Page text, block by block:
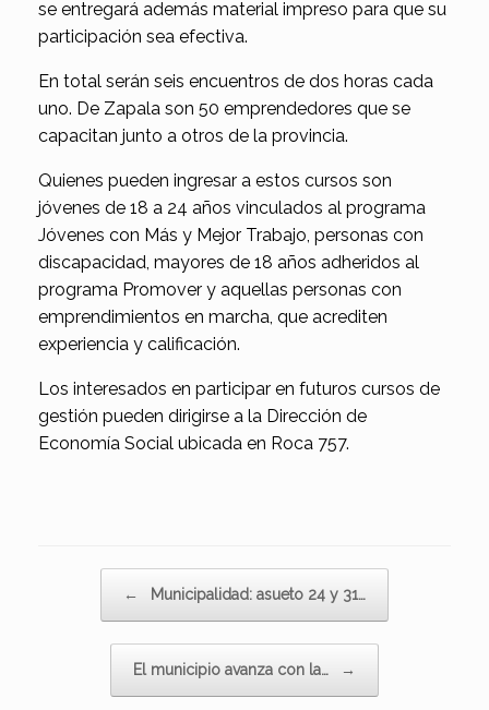
se entregará además material impreso para que su
participación sea efectiva.
En total serán seis encuentros de dos horas cada
uno. De Zapala son 50 emprendedores que se
capacitan junto a otros de la provincia.
Quienes pueden ingresar a estos cursos son
jóvenes de 18 a 24 años vinculados al programa
Jóvenes con Más y Mejor Trabajo, personas con
discapacidad, mayores de 18 años adheridos al
programa Promover y aquellas personas con
emprendimientos en marcha, que acrediten
experiencia y calificación.
Los interesados en participar en futuros cursos de
gestión pueden dirigirse a la Dirección de
Economía Social ubicada en Roca 757.
← Municipalidad: asueto 24 y 31…
El municipio avanza con la… →